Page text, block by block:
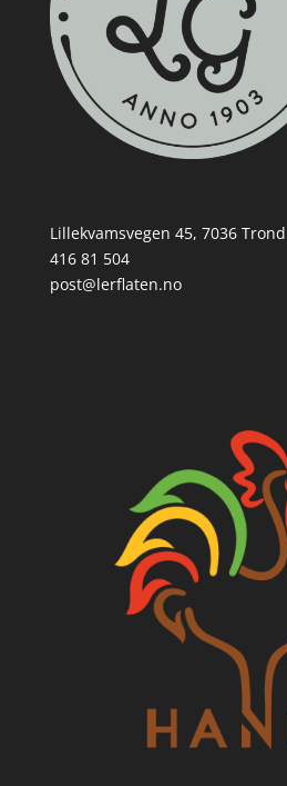
Lillekvamsvegen 45, 7036
416 81 504
post@lerflaten.no